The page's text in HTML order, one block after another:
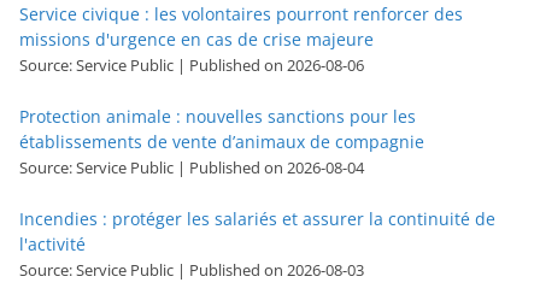
Service civique : les volontaires pourront renforcer des
missions d'urgence en cas de crise majeure
Source: Service Public Published on 2026-08-06
Protection animale : nouvelles sanctions pour les
établissements de vente d’animaux de compagnie
Source: Service Public Published on 2026-08-04
Incendies : protéger les salariés et assurer la continuité de
l'activité
Source: Service Public Published on 2026-08-03